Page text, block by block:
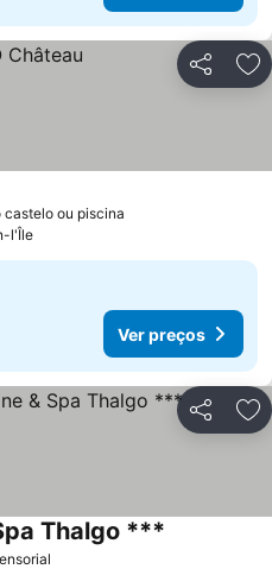
Partilhar
castelo ou piscina
l'Île
Ver preços
Partilhar
Thalgo ***